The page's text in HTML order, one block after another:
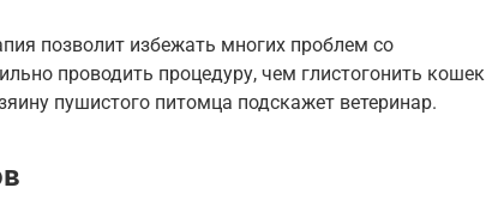
позволит избежать многих проблем со
проводить процедуру, чем глистогонить кошек
пушистого питомца подскажет ветеринар.